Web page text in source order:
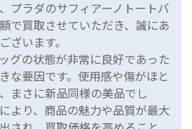
プラダのサフィアーノトートバ
で買取させていただき、誠にあ
ざいます。
グの状態が非常に良好であった
な要因です。使用感や傷がほと
まさに新品同様の美品でし
より、商品の魅力や品質が最大